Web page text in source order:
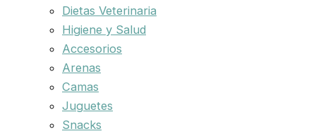
Dietas Veterinaria
Higiene y Salud
Accesorios
Arenas
Camas
Juguetes
Snacks